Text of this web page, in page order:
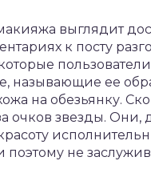
выглядит
к посту
называющие ее
на обезьянку.
очков звезды.
поэтому не